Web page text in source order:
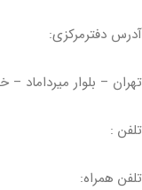
آدرس دفترمرکزی:
تهران – بلوار میرداماد
تلفن : 22276306 و 22220314-021 –
تلفن همراه: